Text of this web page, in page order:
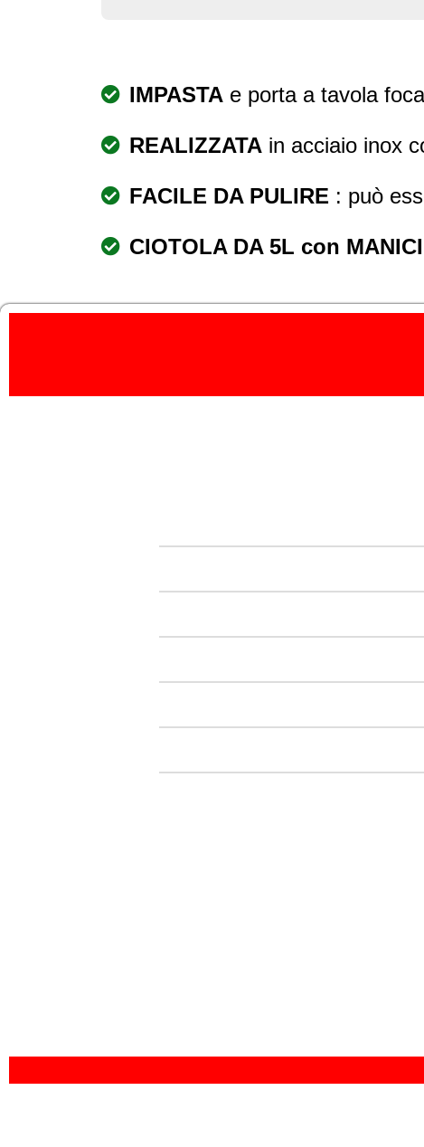
IMPASTA e porta a tavola
REALIZZATA in acciaio inox
FACILE DA PULIRE : può
CIOTOLA DA 5L con